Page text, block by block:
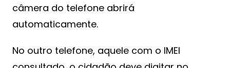
câmera do telefone abrirá
automaticamente.
No outro telefone, aquele com o IMEI